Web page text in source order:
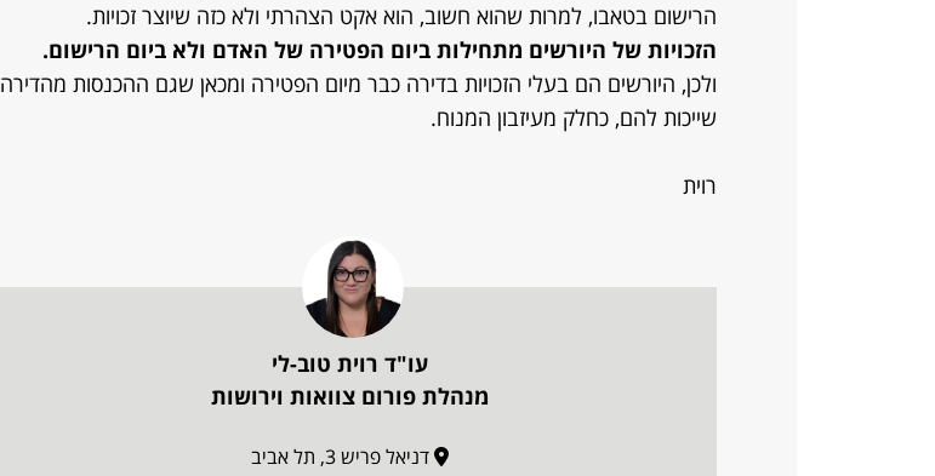
הרישום בטאבו, למרות שהוא חשוב, הוא אקט הצהרתי ולא כזה שיוצר זכויות.
הזכויות של היורשים מתחילות ביום הפטירה של האדם ולא ביום הרישום.
ולכן, היורשים הם בעלי הזכויות בדירה כבר מיום הפטירה ומכאן שגם ההכנסות מהדירה
שייכות להם, כחלק מעיזבון המנוח.
רוית
עו"ד רוית טוב-לי
מנהלת פורום צוואות וירושות
דניאל פריש 3, תל אביב